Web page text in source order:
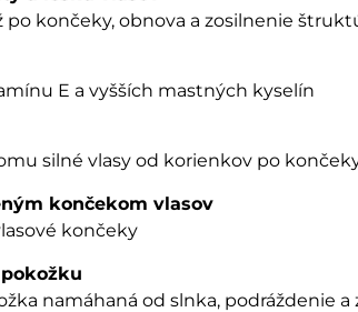
po končeky, obnova a zosilnenie
E a vyšších mastných kyselín
silné vlasy od korienkov po
končekom vlasov
končeky
namáhaná od slnka, podráždenie a